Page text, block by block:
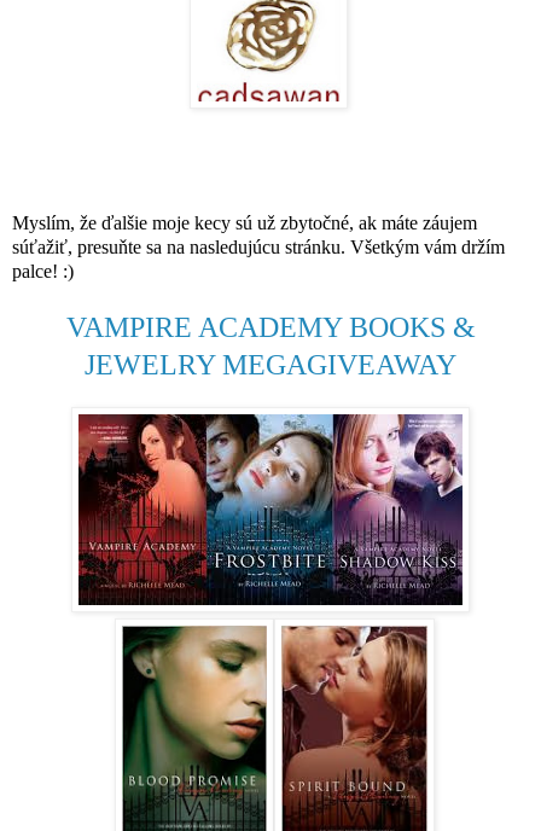
Myslím, že ďalšie moje kecy sú už zbytočné, ak máte záujem
súťažiť, presuňte sa na nasledujúcu stránku. Všetkým vám držím
palce! :)
VAMPIRE ACADEMY BOOKS &
JEWELRY MEGAGIVEAWAY